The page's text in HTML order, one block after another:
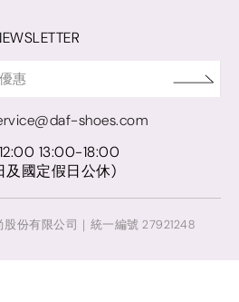
shoes.com
13:00-18:00
及國定假日公休)
份有限公司｜統一編號 27921248